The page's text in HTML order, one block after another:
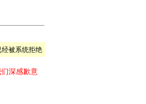
被系统拒绝
深感歉意